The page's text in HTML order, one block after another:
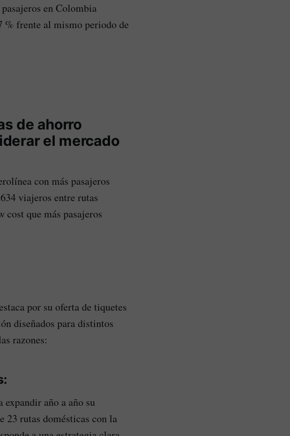
en Colombia
% frente al mismo periodo de
de ahorro
el mercado
con más pasajeros
viajeros entre rutas
que más pasajeros
por su oferta de tiquetes
diseñados para distintos
razones:
año a año su
23 rutas domésticas con la